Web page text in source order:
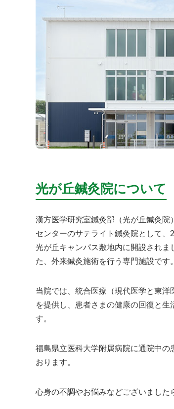
光が丘鍼灸院について
漢方医学研究室鍼灸部（光が丘鍼灸
センターのサテライト鍼灸院として
光が丘キャンパス敷地内に開設され
た、外来鍼灸施術を行う専門施設です。
当院では、統合医療（現代医学と東
を提供し、患者さまの健康の回復と生
す。
福島県立医科大学附属病院に通院中
おります。
心身の不調やお悩みなどございました